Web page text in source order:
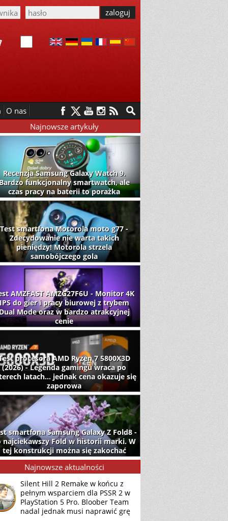
O nas
Najnowsze artykuły
Recenzja Samsung Galaxy Watch 9.
funkcjonalny smartwatch, ale
czas pracy na baterii to porażka
Test smartfona Motorola moto g77 -
Zdecydowanie nie warta takich
pieniędzy! Motorola strzela
samobójczego gola
AMZFAST AMZG27F6U - Monitor 4K
do gier i pracy biurowej z trybem
Mode oraz w bardzo atrakcyjnej
cenie
procesora AMD Ryzen 7 5800X3D
(2026) - Legenda gamingu wraca po
latach... jednak cena okazuje się
zaporowa
smartfona Samsung Galaxy Z Fold8 -
najciekawszy Fold w historii marki. W
tej konstrukcji można się zakochać
Najnowsze aktualności
Silent Hill 2 Remake w końcu z
pełnym wsparciem dla PSSR 2 w
PlayStation 5 Pro. Bloober Team
nadal jednak musi naprawić grę